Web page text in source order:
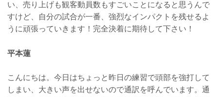
い、売り上げも観客動員数もすごいことになると思うんで
すけど、自分の試合が一番、強烈なインパクトを残せるよ
うに頑張っていきます！完全決着に期待して下さい！
平本蓮
こんにちは。今日はちょっと昨日の練習で頭部を強打して
しまい、大きい声を出せないので通訳を呼んでいます。通